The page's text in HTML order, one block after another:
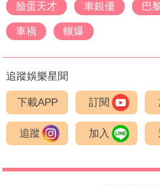
臉蛋天才
車銀優 巴
車禍 輾爆
追蹤娛樂星聞
下載APP 訂閱
追蹤 加入